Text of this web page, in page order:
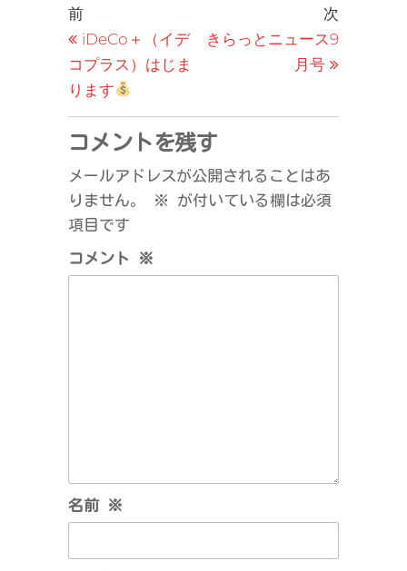
投
稿
ナ
ビ
ゲ
ー
シ
ョ
ン
過
去
の
投
前
iDeCo＋（イデ
コプラス）はじま
ります
の
投
次
きらっとニュース9
月号
コメントを残す
メールアドレスが公開されることはあ
りません。
※
が付いている欄は必須
項目です
コメント ※
名前 ※